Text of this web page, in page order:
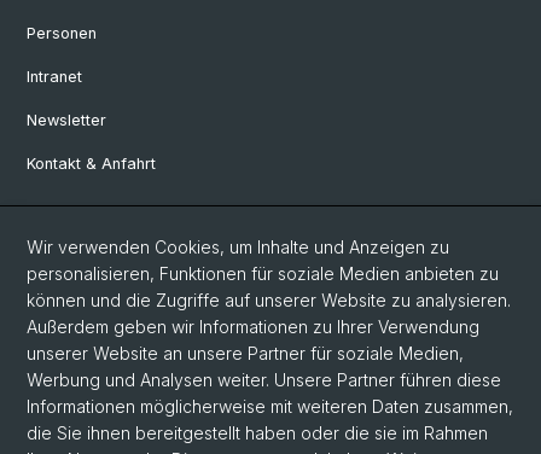
Personen
Intranet
Newsletter
Kontakt & Anfahrt
Social Media
Facebook
LinkedIn
Instagram
Wir verwenden Cookies, um Inhalte und Anzeigen zu
personalisieren, Funktionen für soziale Medien anbieten zu
können und die Zugriffe auf unserer Website zu analysieren.
Außerdem geben wir Informationen zu Ihrer Verwendung
unserer Website an unsere Partner für soziale Medien,
Werbung und Analysen weiter. Unsere Partner führen diese
Informationen möglicherweise mit weiteren Daten zusammen,
die Sie ihnen bereitgestellt haben oder die sie im Rahmen